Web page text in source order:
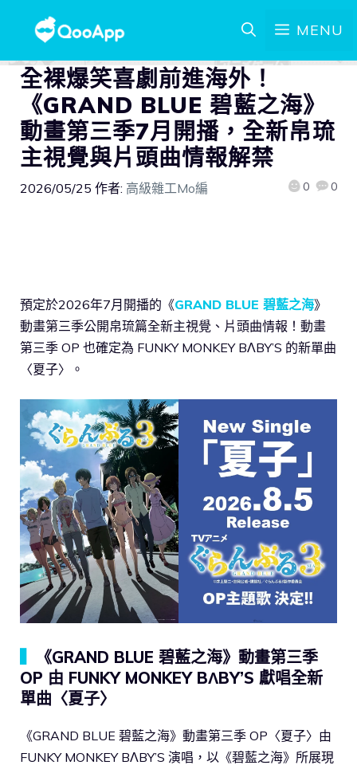
MENU
全裸爆笑喜劇前進海外！
《GRAND BLUE 碧藍之海》
動畫第三季7月開播，全新帛琉
主視覺與片頭曲情報解禁
2026/05/25 作者: 高級雜工Mo編 0 0
預定於2026年7月開播的《GRAND BLUE 碧藍之海》
動畫第三季公開帛琉篇全新主視覺、片頭曲情報！動畫
第三季 OP 也確定為 FUNKY MONKEY BΛBY’S 的新單曲
〈夏子〉。
《GRAND BLUE 碧藍之海》動畫第三季
OP 由 FUNKY MONKEY BΛBY’S 獻唱全新
單曲〈夏子〉
《GRAND BLUE 碧藍之海》動畫第三季 OP〈夏子〉由
FUNKY MONKEY BΛBY’S 演唱，以《碧藍之海》所展現